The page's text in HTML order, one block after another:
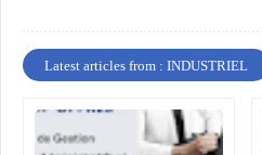
Latest articles from : INDUSTRIEL